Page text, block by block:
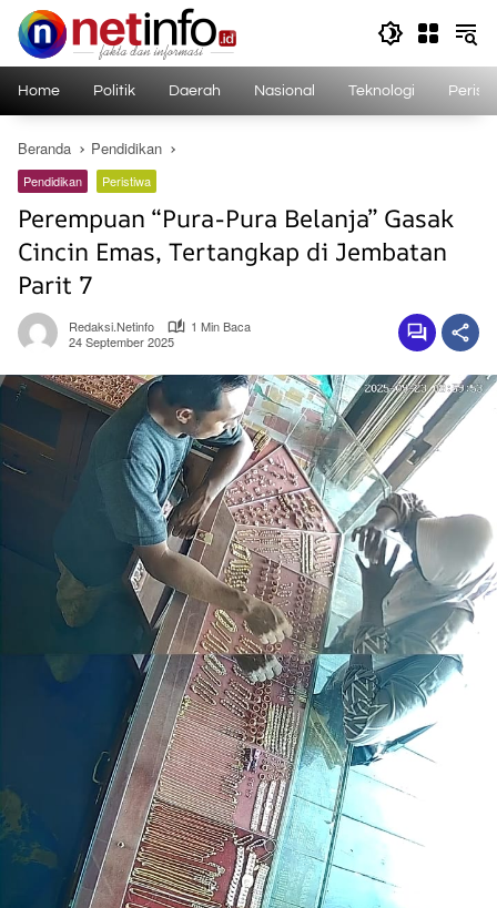
Langsung
konten
Home Politik Daerah Nasional Teknologi
Beranda Pendidikan
Pendidikan Peristiwa
Perempuan “Pura-Pura Belanja” Gasak
Cincin Emas, Tertangkap di Jembatan
Parit 7
Redaksi.netinfo
1 Min Baca
24 September 2025